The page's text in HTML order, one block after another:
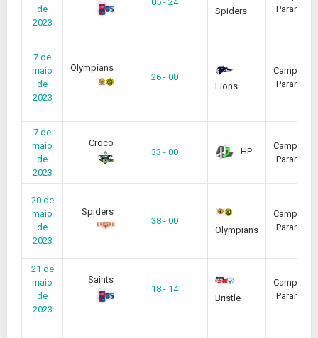
de
2023
Spiders
7 de
maio
de
2023
Olympians
26 - 00
Lions
7 de
maio
de
2023
Croco
33 - 00
HP
20 de
maio
de
2023
Spiders
38 - 00
Olympians
21 de
maio
de
2023
Saints
18 - 14
Bristle